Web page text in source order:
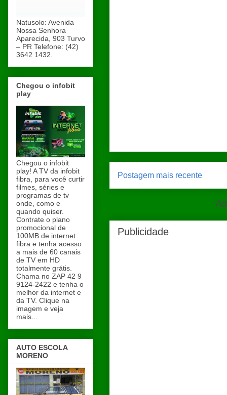
Postagem mais recente
Publicidade
Natusolo: Avenida
Nossa Senhora
Aparecida, 903 Turvo
– PR Telefone: (42)
3642 1432.
Chegou o infobit
play
Chegou o infobit
play! A TV da infobit
fibra, para você curtir
filmes, séries e
programas de tv
onde, como e
quando quiser.
Contrate o plano
promocional de
100MB de internet
fibra e tenha acesso
a mais de 60 canais
de TV em HD
totalmente grátis.
Chama no ZAP 42 9
9124-2422 e tenha o
melhor da internet e
da TV. Clique na
imagem e veja
mais...
AUTO ESCOLA
MORENO